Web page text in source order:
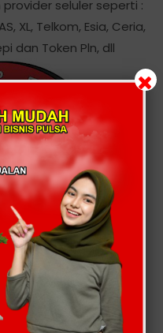
seluler seperti :
XL, Telkom, Esia, Ceria,
dan Token Pln, dll
MEUNASAH